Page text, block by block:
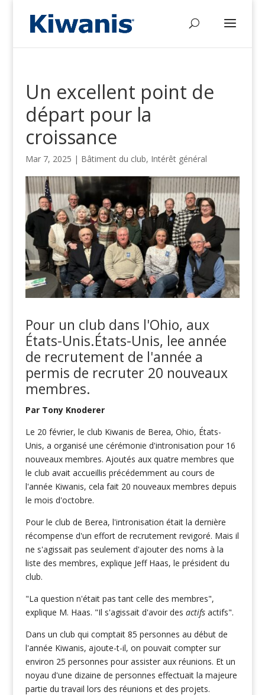
Un excellent point de
départ pour la
croissance
Mar 7, 2025 | Bâtiment du club, Intérêt général
Pour un club dans l'Ohio, aux
États-Unis.États-Unis, lee année
de recrutement de l'année a
permis de recruter 20 nouveaux
membres.
Par Tony Knoderer
Le 20 février, le club Kiwanis de Berea, Ohio, États-
Unis, a organisé une cérémonie d'intronisation pour 16
nouveaux membres. Ajoutés aux quatre membres que
le club avait accueillis précédemment au cours de
l'année Kiwanis, cela fait 20 nouveaux membres depuis
le mois d'octobre.
Pour le club de Berea, l'intronisation était la dernière
récompense d'un effort de recrutement revigoré. Mais il
ne s'agissait pas seulement d'ajouter des noms à la
liste des membres, explique Jeff Haas, le président du
club.
"La question n'était pas tant celle des membres",
explique M. Haas. "Il s'agissait d'avoir des actifsactifs".
Dans un club qui comptait 85 personnes au début de
l'année Kiwanis, ajoute-t-il, on pouvait compter sur
environ 25 personnes pour assister aux réunions. Et un
noyau d'une dizaine de personnes effectuait la majeure
partie du travail lors des réunions et des projets.